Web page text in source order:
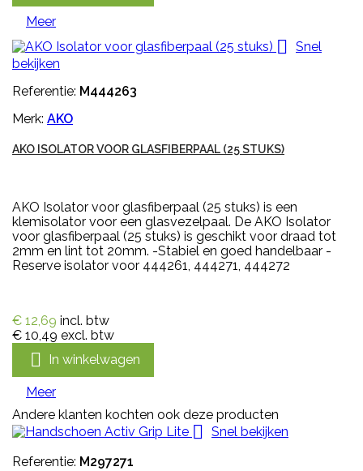
Meer

Snel
bekijken
Referentie: M444263
Merk: AKO
AKO ISOLATOR VOOR GLASFIBERPAAL (25 STUKS)
AKO Isolator voor glasfiberpaal (25 stuks) is een
klemisolator voor een glasvezelpaal. De AKO Isolator
voor glasfiberpaal (25 stuks) is geschikt voor draad tot
2mm en lint tot 20mm. -Stabiel en goed handelbaar -
Reserve isolator voor 444261, 444271, 444272
€ 12,69 incl. btw
€ 10,49 excl. btw
 In winkelwagen
Meer
Andere klanten kochten ook deze producten

Snel bekijken
Referentie: M297271